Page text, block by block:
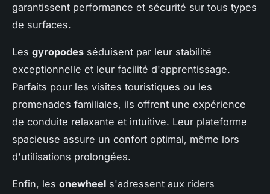
garantissent performance et sécurité sur tous types
de surfaces.
Les gyropodes séduisent par leur stabilité
exceptionnelle et leur facilité d'apprentissage.
Parfaits pour les visites touristiques ou les
promenades familiales, ils offrent une expérience
de conduite relaxante et intuitive. Leur plateforme
spacieuse assure un confort optimal, même lors
d'utilisations prolongées.
Enfin, les onewheel s'adressent aux riders